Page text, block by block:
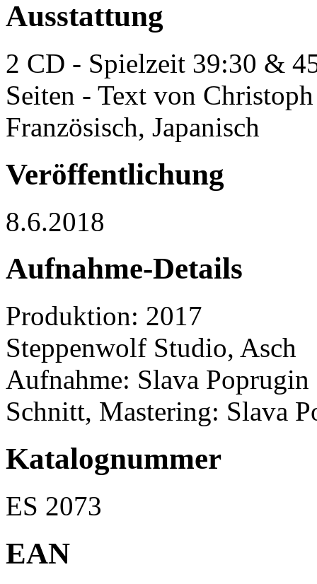
Ausstattung
2 CD - Spielzeit 39:30 &
Seiten - Text von
Französisch, Japanisch
Veröffentlichung
8.6.2018
Aufnahme-Details
Produktion: 2017
Steppenwolf Studio, Asch
Aufnahme: Slava Poprugin
Schnitt, Mastering: Slava
Katalognummer
ES 2073
EAN